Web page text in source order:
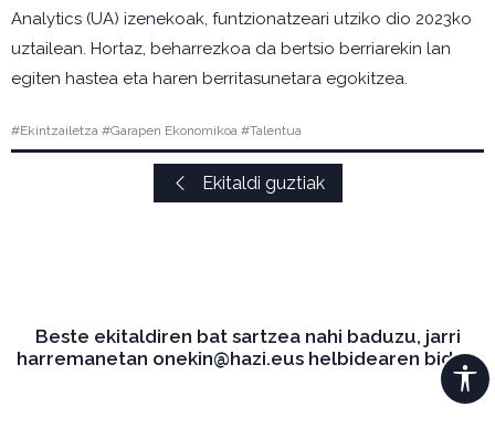
Analytics (UA) izenekoak, funtzionatzeari utziko dio 2023ko
uztailean. Hortaz, beharrezkoa da bertsio berriarekin lan
egiten hastea eta haren berritasunetara egokitzea.
#Ekintzailetza #Garapen Ekonomikoa #Talentua
Ekitaldi guztiak
Beste ekitaldiren bat sartzea nahi baduzu, jarri
harremanetan onekin@hazi.eus helbidearen bidez.